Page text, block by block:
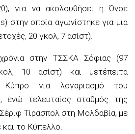
για να ακολουθήσει η Όνσε
στην οποία αγωνίστηκε για μια
20 γκολ, 7 ασίστ).
στην ΤΣΣΚΑ Σόφιας (97
10 ασίστ) και μετέπειτα
Κύπρο για λογαριασμό του
ενώ τελευταίος σταθμός της
Τίρασπολ στη Μολδαβία, με
το Κύπελλο.